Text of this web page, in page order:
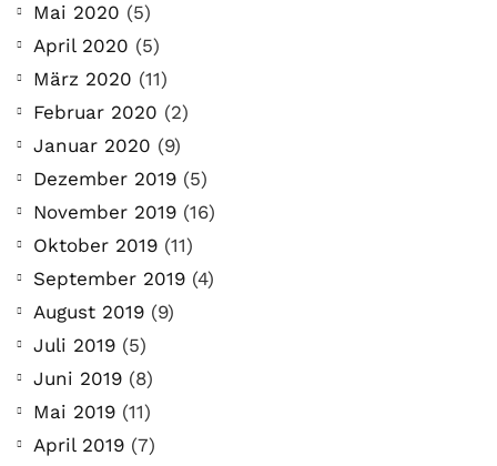
Mai 2020 (5)
April 2020 (5)
März 2020 (11)
Februar 2020 (2)
Januar 2020 (9)
Dezember 2019 (5)
November 2019 (16)
Oktober 2019 (11)
September 2019 (4)
August 2019 (9)
Juli 2019 (5)
Juni 2019 (8)
Mai 2019 (11)
April 2019 (7)